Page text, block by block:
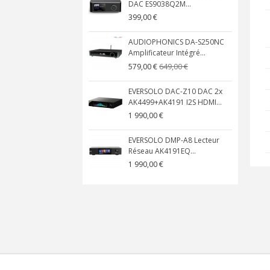
DAC ES9038Q2M...
399,00 €
AUDIOPHONICS DA-S250NC
Amplificateur Intégré...
579,00 €649,00 €
EVERSOLO DAC-Z10 DAC 2x
AK4499+AK4191 I2S HDMI...
1 990,00 €
EVERSOLO DMP-A8 Lecteur
Réseau AK4191EQ...
1 990,00 €